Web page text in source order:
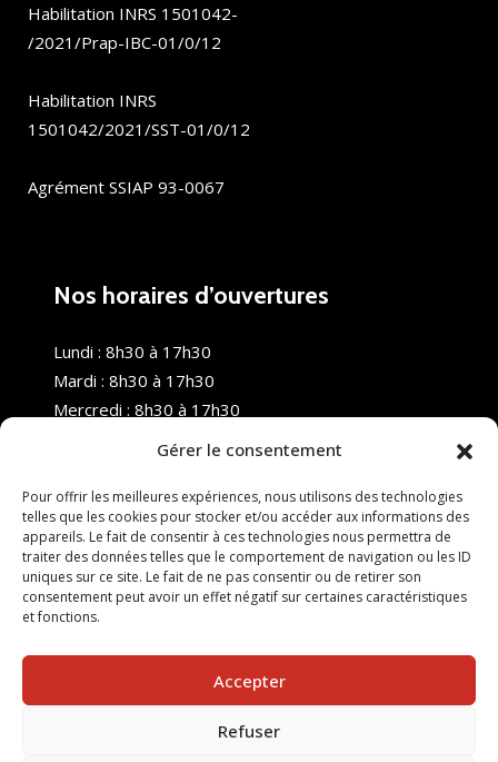
Gérer le consentement
Pour offrir les meilleures expériences, nous utilisons des technologies
telles que les cookies pour stocker et/ou accéder aux informations des
appareils. Le fait de consentir à ces technologies nous permettra de
traiter des données telles que le comportement de navigation ou les ID
uniques sur ce site. Le fait de ne pas consentir ou de retirer son
consentement peut avoir un effet négatif sur certaines caractéristiques
et fonctions.
Accepter
Refuser
Habilitation INRS 1501042-
/2021/Prap-IBC-01/0/12
Habilitation INRS
1501042/2021/SST-01/0/12
Agrément SSIAP 93-0067
Nos horaires d’ouvertures
Lundi : 8h30 à 17h30
Mardi : 8h30 à 17h30
Mercredi : 8h30 à 17h30
Samedi : Fermé
Dimanche : Fermé
© 2025 Nouvel R Formation - TOUS DROITS RÉSERVÉS -